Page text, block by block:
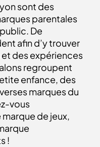
sont des
parentales
De
afin d’y trouver
des expériences
regroupent
enfance, des
marques du
vous
de jeux,
!